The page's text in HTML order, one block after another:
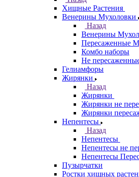
Хищные Растения
Венерины Мухоловки
Назад
Венерины
Пересаженные
Комбо наборы
Не
Гелиамфоры
Жирянки
Назад
Жирянки
Жирянки не
Жирянки
Непентесы
Назад
Непентесы
Непентесы не
Непентесы
Пузырчатки
Ростки хищных